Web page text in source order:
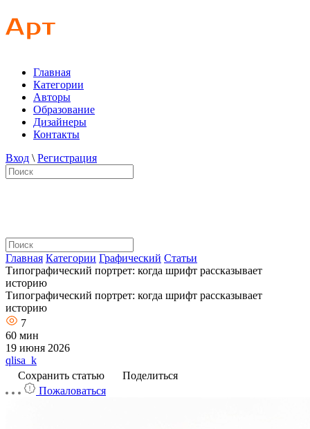
Главная
Категории
Авторы
Образование
Дизайнеры
Контакты
Вход \ Регистрация
Главная Категории Графический Статьи
Типографический портрет: когда шрифт рассказывает
историю
Типографический портрет: когда шрифт рассказывает
историю
7
60 мин
19 июня 2026
qlisa_k
Сохранить статью
Поделиться
Пожаловаться